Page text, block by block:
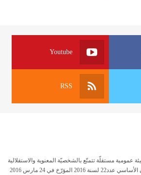
Youtube
RSS
عمومية مستقلّة تتمتّع بالشخصيّة المعنوية والاستقلالية
المالية أحدثت بموجب القانون الأساسي عدد22 لسنة 2016 المؤرّخ في 24 مارس 2016